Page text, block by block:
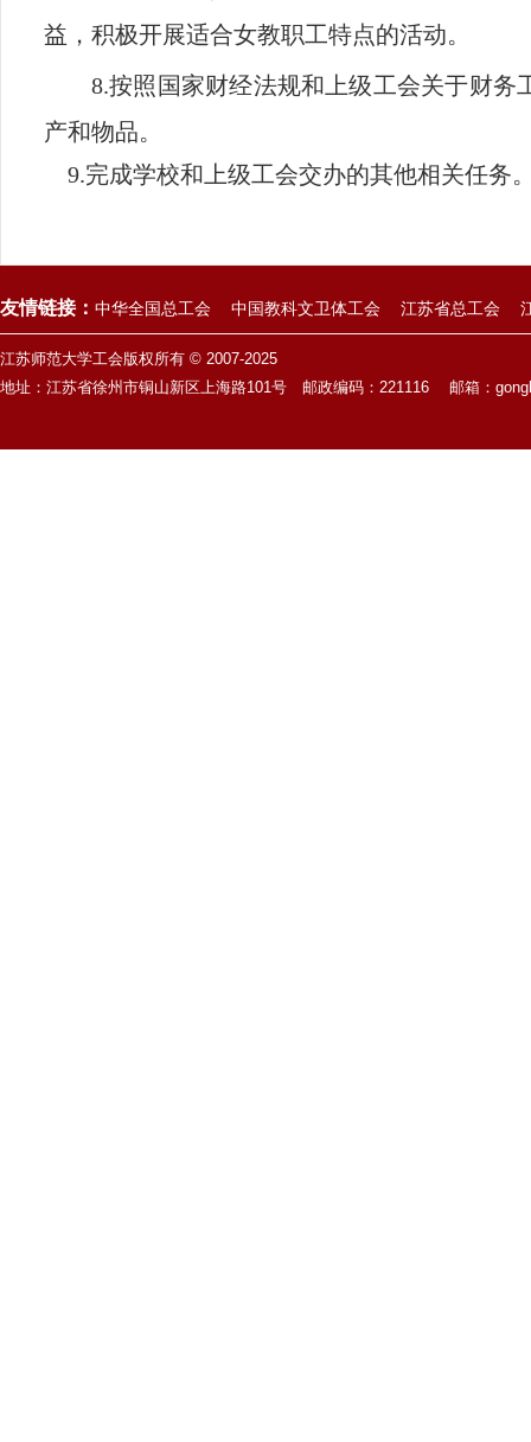
益，积极开展适合女教职工特点的活动。
8.按照国家财经法规和上级工会关于财务
产和物品。
9.完成学校和上级工会交办的其他相关任务
友情链接： 中华全国总工会 中国教科文卫体工会 江苏省总工会
江苏师范大学工会版权所有 © 2007-2025
地址：江苏省徐州市铜山新区上海路101号 邮政编码：221116 邮箱：